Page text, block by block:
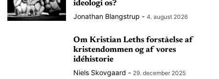
ideologi os?
Jonathan Blangstrup - 4. august 2026
Om Kristian Leths forståelse af
kristendommen og af vores
idéhistorie
Niels Skovgaard - 29. december 2025